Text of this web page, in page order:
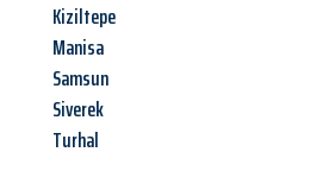
Kiziltepe
Manisa
Samsun
Siverek
Turhal